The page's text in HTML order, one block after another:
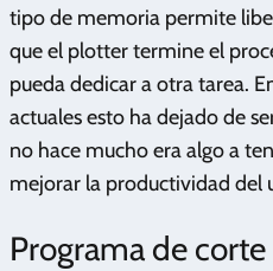
tipo de memoria permite
que el plotter termine el
pueda dedicar a otra tarea.
actuales esto ha dejado de
no hace mucho era algo a
mejorar la productividad del
Programa de corte